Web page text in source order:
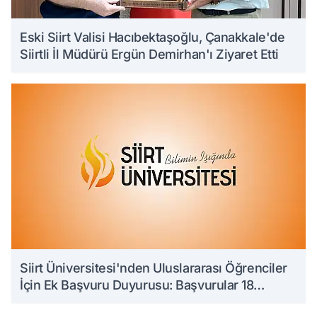
Eski Siirt Valisi Hacıbektaşoğlu, Çanakkale'de
Siirtli İl Müdürü Ergün Demirhan'ı Ziyaret Etti
Siirt Üniversitesi'nden Uluslararası Öğrenciler
İçin Ek Başvuru Duyurusu: Başvurular 18